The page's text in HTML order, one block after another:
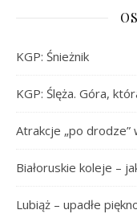
KGP: Śnieżnik
KGP: Ślęża. Góra,
Atrakcje „po drodze”
Białoruskie koleje –
Lubiąż – upadłe